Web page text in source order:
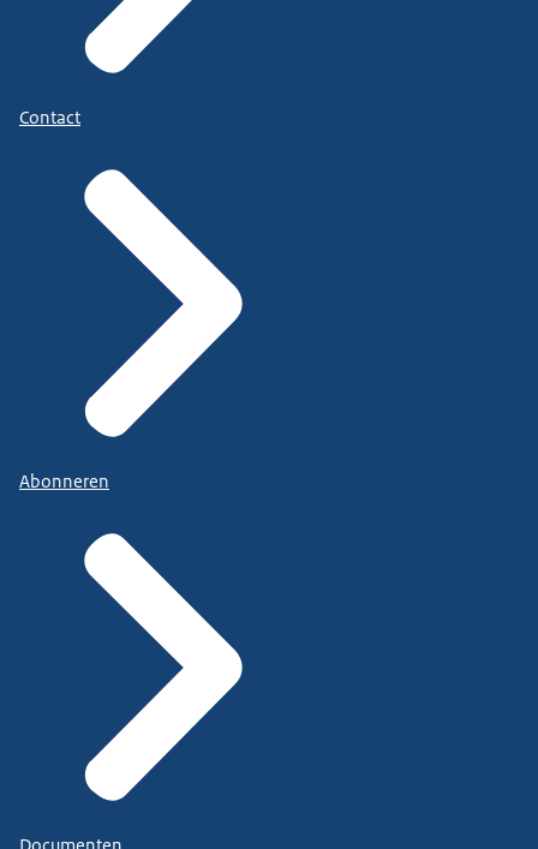
Contact
Abonneren